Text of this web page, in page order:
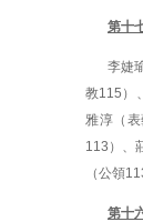
第十
李婕
教115）
雅淳（
113）、
（公領
第十